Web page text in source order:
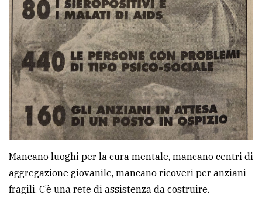
Mancano luoghi per la cura mentale, mancano centri di
aggregazione giovanile, mancano ricoveri per anziani
fragili. C’è una rete di assistenza da costruire.